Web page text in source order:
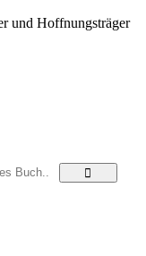
und Hoffnungsträger